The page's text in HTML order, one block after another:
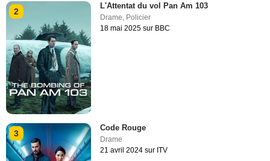
2
L'Attentat du vol Pan Am 103
Drame, Policier
18 mai 2025 sur BBC
3
Code Rouge
Drame
21 avril 2024 sur ITV